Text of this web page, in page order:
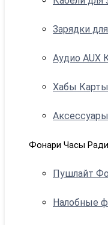
Зарядки
Аудио AUX
Хабы
Фонари Часы
Пушлайт
Налобные